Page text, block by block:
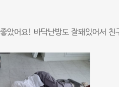
았어요! 바닥난방도 잘돼있어서 친